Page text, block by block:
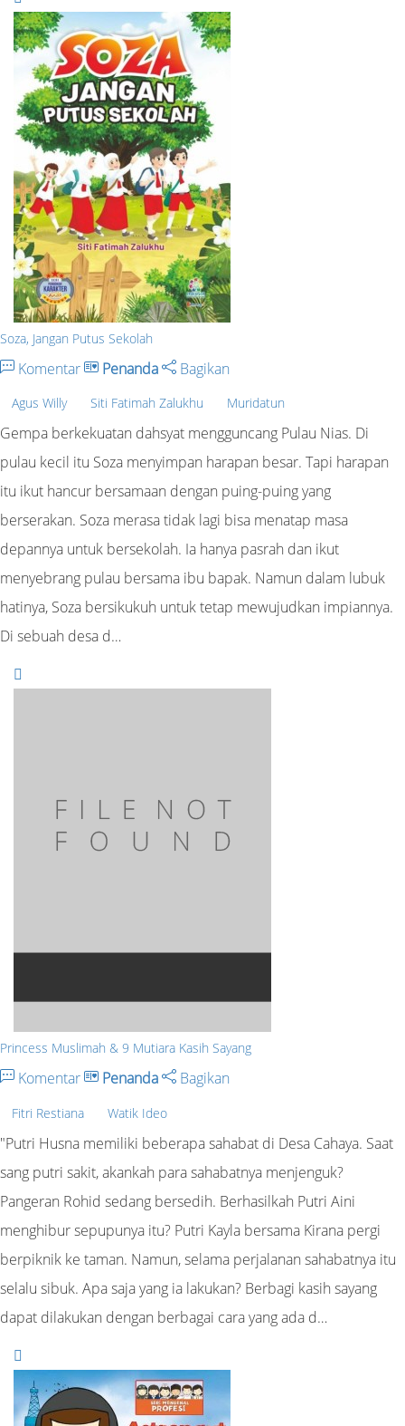
Soza, Jangan Putus Sekolah
Komentar Penanda Bagikan
Agus Willy Siti Fatimah Zalukhu Muridatun
Gempa berkekuatan dahsyat mengguncang Pulau Nias. Di
pulau kecil itu Soza menyimpan harapan besar. Tapi harapan
itu ikut hancur bersamaan dengan puing-puing yang
berserakan. Soza merasa tidak lagi bisa menatap masa
depannya untuk bersekolah. Ia hanya pasrah dan ikut
menyebrang pulau bersama ibu bapak. Namun dalam lubuk
hatinya, Soza bersikukuh untuk tetap mewujudkan impiannya.
Di sebuah desa d…
Princess Muslimah & 9 Mutiara Kasih Sayang
Komentar Penanda Bagikan
Fitri Restiana Watik Ideo
"Putri Husna memiliki beberapa sahabat di Desa Cahaya. Saat
sang putri sakit, akankah para sahabatnya menjenguk?
Pangeran Rohid sedang bersedih. Berhasilkah Putri Aini
menghibur sepupunya itu? Putri Kayla bersama Kirana pergi
berpiknik ke taman. Namun, selama perjalanan sahabatnya itu
selalu sibuk. Apa saja yang ia lakukan? Berbagi kasih sayang
dapat dilakukan dengan berbagai cara yang ada d…